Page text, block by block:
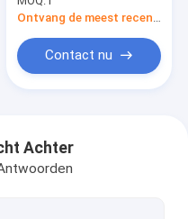
voor kinderen
Ontvang de meest recente Prijs
Contact nu
Achter